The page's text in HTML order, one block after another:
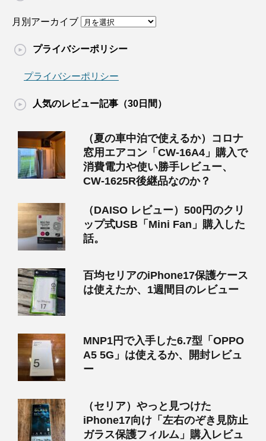
月別アーカイブ
プライバシーポリシー
プライバシーポリシー
人気のレビュー記事（30日間）
（夏の車中泊で使えるか）コロナ
窓用エアコン「CW-16A4」購入で
消費電力や使い勝手レビュー、
CW-1625R後継品なのか？
（DAISO レビュー）500円のクリ
ップ式USB「Mini Fan」購入した
話。
百均セリアのiPhone17保護ケース
は使えたか、1週間目のレビュー
MNP1円で入手した6.7型「OPPO
A5 5G」は使えるか、開封レビュ
ー
（セリア）やっと見つけた
iPhone17向け「左右のぞき見防止
ガラス保護フィルム」購入レビュ